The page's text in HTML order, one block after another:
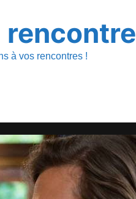
rencontre
à vos rencontres !